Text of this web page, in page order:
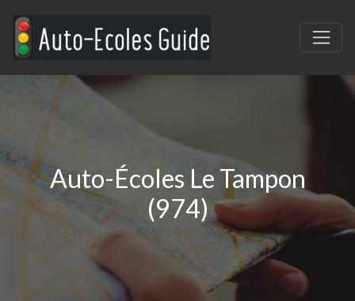
Auto-Écoles Le Tampon
(974)